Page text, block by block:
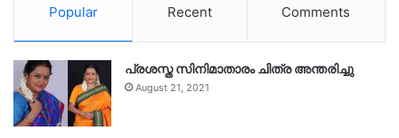
Popular Recent Comments
പ്രശസ്ത സിനിമാതാരം ചിത്ര അന്തരിച്ചു
August 21, 2021